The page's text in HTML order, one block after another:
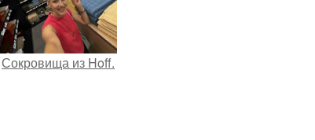
Сокровища из Hoff.